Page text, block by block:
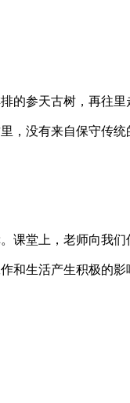
的参天古树，再往
，没有来自保守传
课堂上，老师向我
和生活产生积极的影